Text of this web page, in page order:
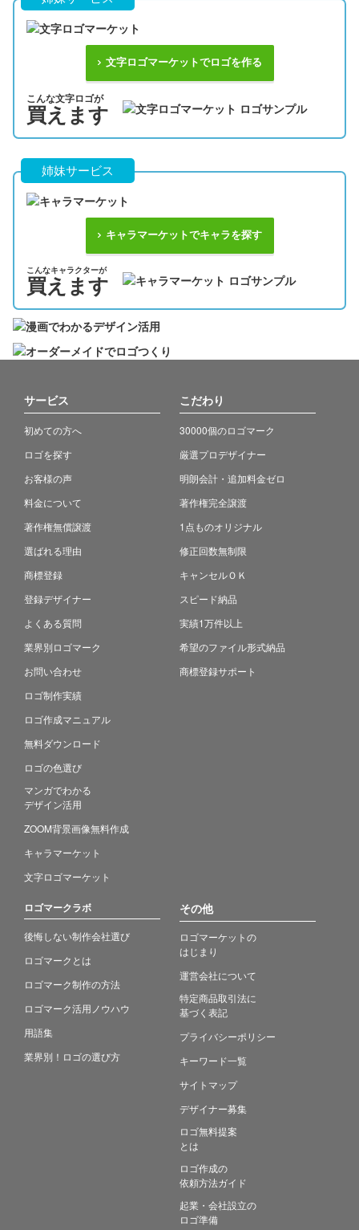
文字ロゴマーケットでロゴを作る
こんな文字ロゴが
買えます
姉妹サービス
キャラマーケットでキャラを探す
こんなキャラクターが
買えます
サービス
初めての方へ
ロゴを探す
お客様の声
料金について
著作権無償譲渡
選ばれる理由
商標登録
登録デザイナー
よくある質問
業界別ロゴマーク
お問い合わせ
ロゴ制作実績
ロゴ作成マニュアル
無料ダウンロード
ロゴの色選び
マンガでわかる
デザイン活用
ZOOM背景画像無料作成
キャラマーケット
文字ロゴマーケット
こだわり
30000個のロゴマーク
厳選プロデザイナー
明朗会計・追加料金ゼロ
著作権完全譲渡
1点ものオリジナル
修正回数無制限
キャンセルＯＫ
スピード納品
実績1万件以上
希望のファイル形式納品
商標登録サポート
ロゴマークラボ
後悔しない制作会社選び
ロゴマークとは
ロゴマーク制作の方法
ロゴマーク活用ノウハウ
用語集
業界別！ロゴの選び方
その他
ロゴマーケットの
はじまり
運営会社について
特定商品取引法に
基づく表記
プライバシーポリシー
キーワード一覧
サイトマップ
デザイナー募集
ロゴ無料提案
とは
ロゴ作成の
依頼方法ガイド
起業・会社設立の
ロゴ準備